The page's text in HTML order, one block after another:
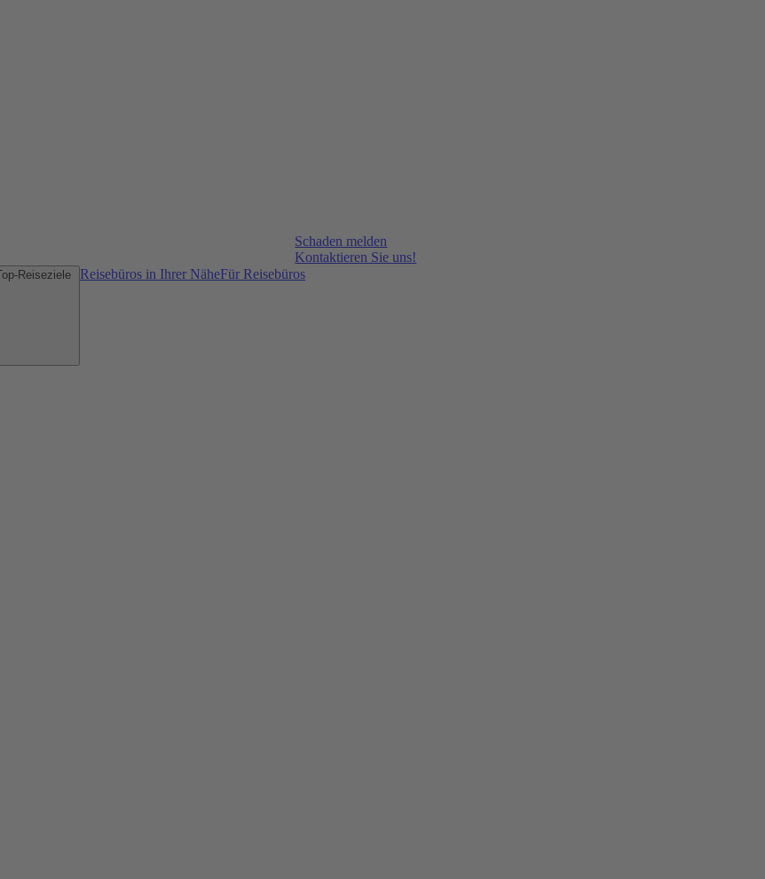
Schaden melden
Kontaktieren Sie uns!
Reisebüros in Ihrer NäheFür Reisebüros